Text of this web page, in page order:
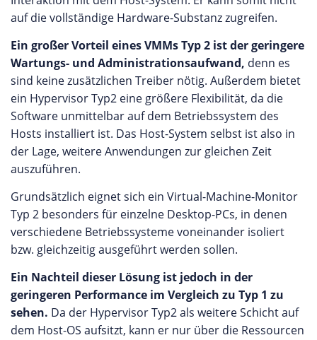
auf die vollständige Hardware-Substanz zugreifen.
Ein großer Vorteil eines VMMs Typ 2 ist der geringere
Wartungs- und Administrationsaufwand, denn es
sind keine zusätzlichen Treiber nötig. Außerdem bietet
ein Hypervisor Typ2 eine größere Flexibilität, da die
Software unmittelbar auf dem Betriebssystem des
Hosts installiert ist. Das Host-System selbst ist also in
der Lage, weitere Anwendungen zur gleichen Zeit
auszuführen.
Grundsätzlich eignet sich ein Virtual-Machine-Monitor
Typ 2 besonders für einzelne Desktop-PCs, in denen
verschiedene Betriebssysteme voneinander isoliert
bzw. gleichzeitig ausgeführt werden sollen.
Ein Nachteil dieser Lösung ist jedoch in der
geringeren Performance im Vergleich zu Typ 1 zu
sehen. Da der Hypervisor Typ2 als weitere Schicht auf
dem Host-OS aufsitzt, kann er nur über die Ressourcen